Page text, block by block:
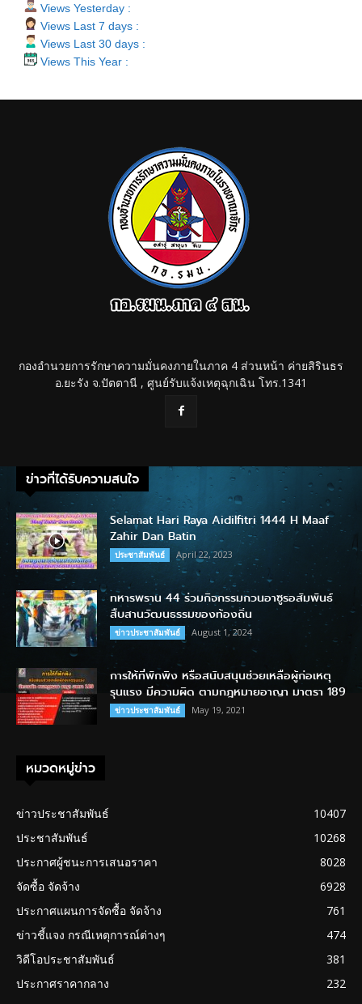
Views Yesterday :
Views Last 7 days :
Views Last 30 days :
Views This Year :
กองอำนวยการรักษาความมั่นคงภายในภาค 4 ส่วนหน้า ค่ายสิรินธร
อ.ยะรัง จ.ปัตตานี , ศูนย์รับแจ้งเหตุฉุกเฉิน โทร.1341
ข่าวที่ได้รับความสนใจ
Selamat Hari Raya Aidilfitri 1444 H Maaf
Zahir Dan Batin
ประชาสัมพันธ์ April 22, 2023
ทหารพราน 44 ร่วมกิจกรรมกวนอาซูรอสัมพันธ์
สืบสานวัฒนธรรมของท้องถิ่น
ข่าวประชาสัมพันธ์ August 1, 2024
การให้ที่พักพิง หรือสนับสนุนช่วยเหลือผู้ก่อเหตุ
รุนแรง มีความผิด ตามกฎหมายอาญา มาตรา 189
ข่าวประชาสัมพันธ์ May 19, 2021
หมวดหมู่ข่าว
ข่าวประชาสัมพันธ์
10407
ประชาสัมพันธ์
10268
ประกาศผู้ชนะการเสนอราคา
8028
จัดซื้อ จัดจ้าง
6928
ประกาศแผนการจัดซื้อ จัดจ้าง
761
ข่าวชี้แจง กรณีเหตุการณ์ต่างๆ
474
วิดีโอประชาสัมพันธ์
381
ประกาศราคากลาง
232